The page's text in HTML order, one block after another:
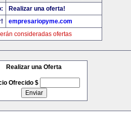
Realizar una oferta!
empresariopyme.com
consideradas ofertas
Realizar una Oferta
Ofrecido $